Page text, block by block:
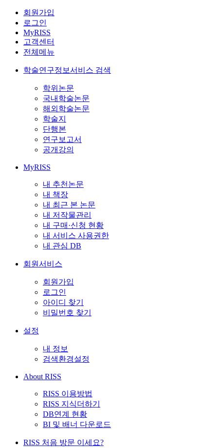
회원가입
로그인
MyRISS
고객센터
전체메뉴
학술연구정보서비스 검색
학위논문
국내학술논문
해외학술논문
학술지
단행본
연구보고서
공개강의
MyRISS
내 추천논문
내 책장
내 최근 본 논문
내 저작물관리
내 구매·신청 현황
내 서비스 사용권한
내 관심 DB
회원서비스
회원가입
로그인
아이디 찾기
비밀번호 찾기
설정
내 정보
검색환경설정
About RISS
RISS 이용방법
RISS 지식더하기
DB연계 현황
BI 및 배너 다운로드
RISS 처음 방문 이세요?